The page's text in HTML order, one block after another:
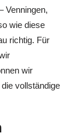
Venningen,
wie diese
richtig. Für
wir